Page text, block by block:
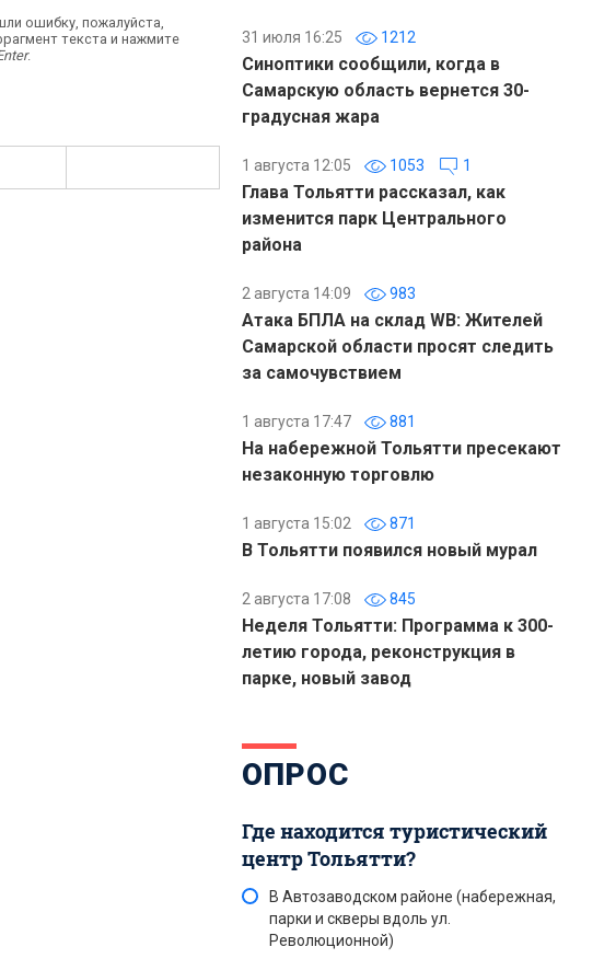
ошибку, пожалуйста,
текста и нажмите
.
31 июля 16:25 1212
Синоптики сообщили, когда в
Самарскую область вернется 30-
градусная жара
1 августа 12:05 1053 1
Глава Тольятти рассказал, как
изменится парк Центрального
района
2 августа 14:09 983
Атака БПЛА на склад WB: Жителей
Самарской области просят следить
за самочувствием
1 августа 17:47 881
На набережной Тольятти пресекают
незаконную торговлю
1 августа 15:02 871
В Тольятти появился новый мурал
2 августа 17:08 845
Неделя Тольятти: Программа к 300-
летию города, реконструкция в
парке, новый завод
ОПРОС
Где находится туристический
центр Тольятти?
В Автозаводском районе (набережная,
парки и скверы вдоль ул.
Революционной)